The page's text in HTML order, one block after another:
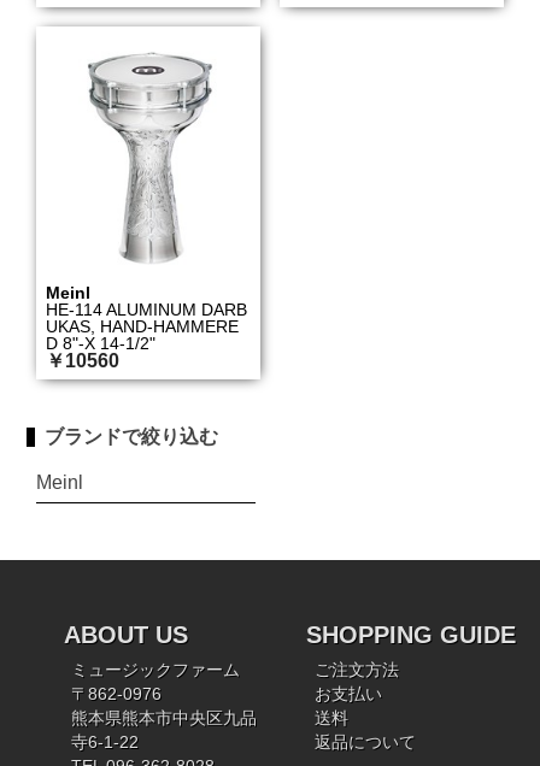
Meinl
HE-114 ALUMINUM DARB
UKAS, HAND-HAMMERE
D 8"-X 14-1/2"
￥10560
ブランドで絞り込む
Meinl
ABOUT US
ミュージックファーム
〒862-0976
熊本県熊本市中央区九品
寺6-1-22
SHOPPING GUIDE
ご注文方法
お支払い
送料
返品について